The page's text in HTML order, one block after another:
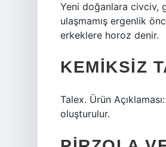
Yeni doğanlara civciv,
ulaşmamış ergenlik
erkeklere horoz denir.
KEMIKSIZ
Talex. Ürün
oluşturulur.